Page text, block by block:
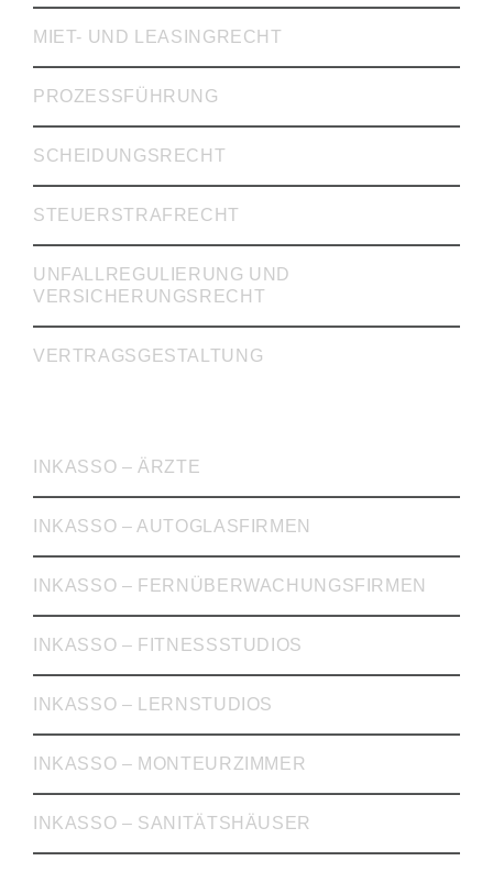
MIET- UND LEASINGRECHT
PROZESSFÜHRUNG
SCHEIDUNGSRECHT
STEUERSTRAFRECHT
UNFALLREGULIERUNG UND
VERSICHERUNGSRECHT
VERTRAGSGESTALTUNG
INKASSO – ÄRZTE
INKASSO – AUTOGLASFIRMEN
INKASSO – FERNÜBERWACHUNGSFIRMEN
INKASSO – FITNESSSTUDIOS
INKASSO – LERNSTUDIOS
INKASSO – MONTEURZIMMER
INKASSO – SANITÄTSHÄUSER